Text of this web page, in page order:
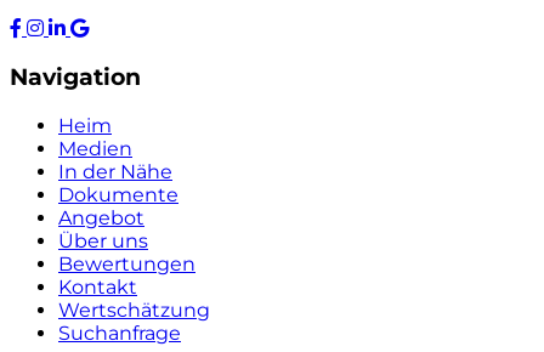
Navigation
Heim
Medien
In der Nähe
Dokumente
Angebot
Über uns
Bewertungen
Kontakt
Wertschätzung
Suchanfrage